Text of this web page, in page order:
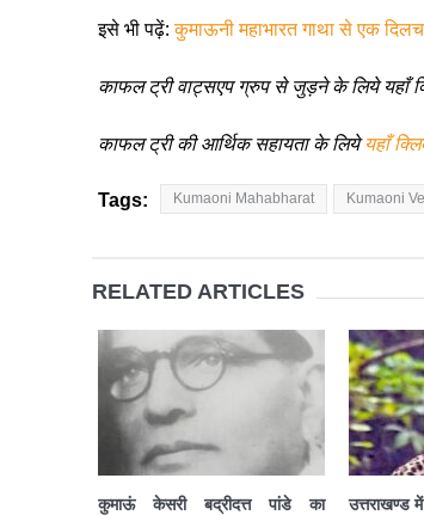
इसे भी पढ़ें:कुमाऊनी महाभारत गाथा से एक
काफल ट्री वाट्सएप ग्रुप से जुड़ने के लिये यहाँ
काफल ट्री की आर्थिक सहायता के लियेयहाँ
Tags: Kumaoni Mahabharat Kumaoni
RELATED ARTICLES
कुमाऊं केसरी बद्रीदत्त पांडे का
उत्तराखण्ड